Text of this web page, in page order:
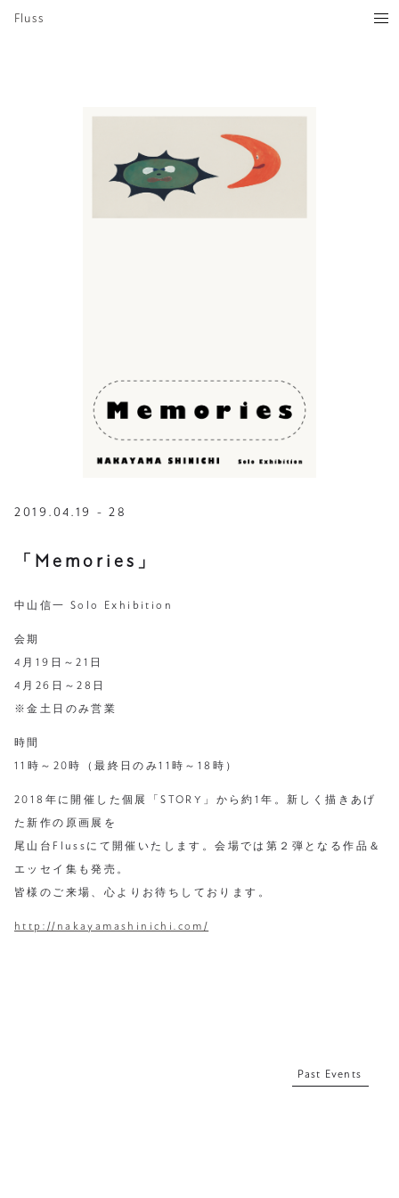
Fluss
2019.04.19 - 28
「Memories」
中山信一 Solo Exhibition
会期
4月19日～21日
4月26日～28日
※金土日のみ営業
時間
11時～20時（最終日のみ11時～18時）
2018年に開催した個展「STORY」から約1年。新しく描きあげ
た新作の原画展を
尾山台Flussにて開催いたします。会場では第２弾となる作品＆
エッセイ集も発売。
皆様のご来場、心よりお待ちしております。
http://nakayamashinichi.com/
Past Events